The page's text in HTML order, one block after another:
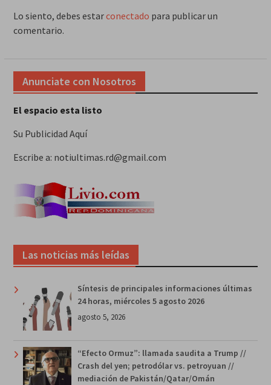
Lo siento, debes estarconectado para publicar un
comentario.
Anunciate con Nosotros
El espacio esta listo
Su Publicidad Aquí
Escribe a: notiultimas.rd@gmail.com
Las noticias más leídas
Síntesis de principales informaciones últimas
24 horas, miércoles 5 agosto 2026
agosto 5, 2026
“Efecto Ormuz”: llamada saudita a Trump //
Crash del yen; petrodólar vs. petroyuan //
mediación de Pakistán/Qatar/Omán